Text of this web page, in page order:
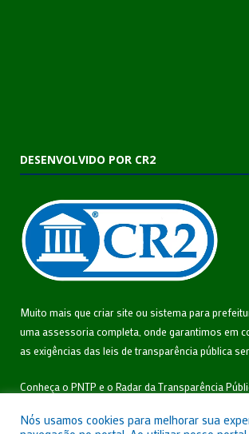
DESENVOLVIDO POR CR2
Muito mais que criar site ou sistema para
uma assessoria completa, onde garantimos em
as exigências das leis de transparência pública
Conheça o PNTP e o Radar da Transparência
Nós usamos cookies para melhorar sua